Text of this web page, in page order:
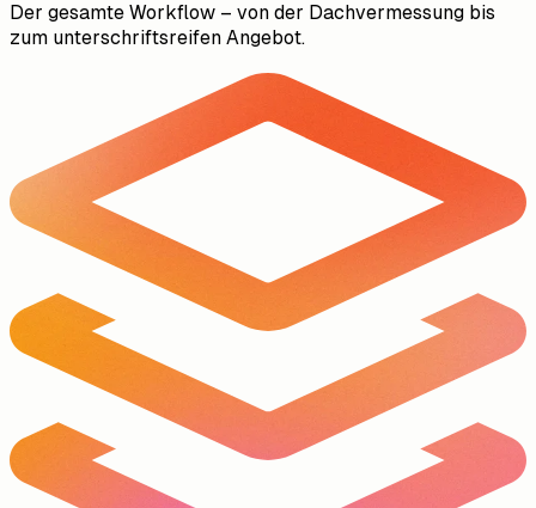
Der gesamte Workflow – von der Dachvermessung bis
zum unterschriftsreifen Angebot.